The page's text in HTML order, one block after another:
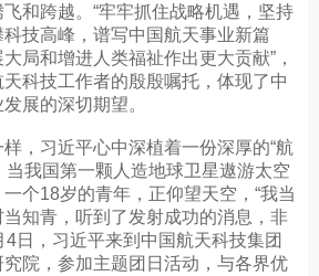
和跨越。“牢牢抓住战略机遇，坚持
技高峰，谱写中国航天事业新篇
局和增进人类福祉作出更大贡献”，
科技工作者的殷殷嘱托，体现了中
展的深切期望。
习近平心中深植着一份深厚的“航
当我国第一颗人造地球卫星遨游太空
个18岁的青年，正仰望天空，“我当
知青，听到了发射成功的消息，非
4日，习近平来到中国航天科技集团
院，参加主题团日活动，与各界优